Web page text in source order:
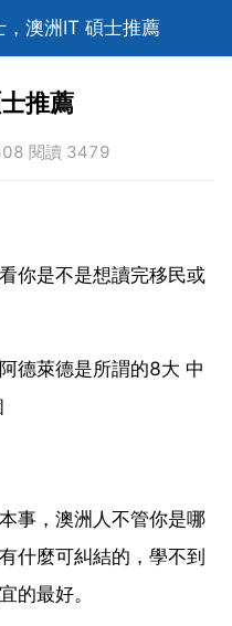
，澳洲IT 碩士推薦
推薦
閱讀 3479
你是不是想讀完移民或
德萊德是所謂的8大 中
事，澳洲人不管你是哪
什麼可糾結的，學不到
的最好。